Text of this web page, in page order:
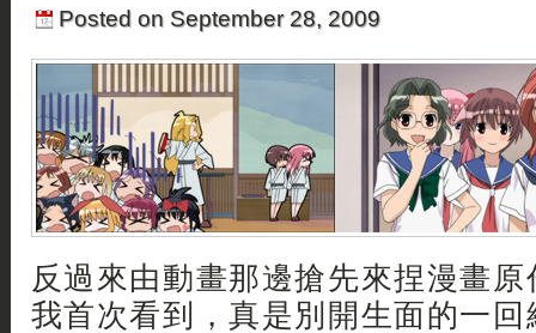
Posted on September 28, 2009
反過來由動畫那邊搶先來捏漫畫
我首次看到，真是別開生面的一